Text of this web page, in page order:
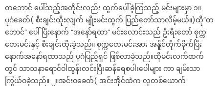
တဘောင် ပေါ်သည့်အတိုင်းလည်း ထွက်ပေါ်ခဲ့ကြသည့် မင်းများမှာ ၁။
ပုဂံခေတ်( စီးချင်းထိုးလျက် မျိုးမင်းထွက် ပြည်တော်သာလိမ့်မယ်။)ထို”တ
ဘောင်” ပေါ်ပြီးနောက် “အနော်ရထာ” မင်းလောင်းသည် ဦးရီးတော် စုက္က
တေးမင်းနှင့် စီးချင်းထိုးခဲ့သည်။ စုက္ကတေးမင်းအား အနိူင်တိုက်ခိုက်ပြီး
နောက်အနော်ရထာသည် ပုဂံပြည့်ရှင် ဖြစ်လာခဲ့သည်။ထိုမင်းလက်ထက်
တွင် သာသနာရောင်ဝါထွန်းလင်းပြီးဆန်ရေစပါးပေါများ ကာ ချမ်းသာ
ကြွယ်ဝခဲ့သည်။ ၂။အင်းဝခေတ်( အင်းအိုင်ထဲက လူတစ်ယောက်